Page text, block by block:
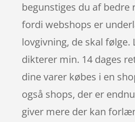
begunstiges du af bedre
fordi webshops er
lovgivning, de skal følge.
dikterer min. 14 dages
dine varer købes i en
også shops, der er
giver mere der kan